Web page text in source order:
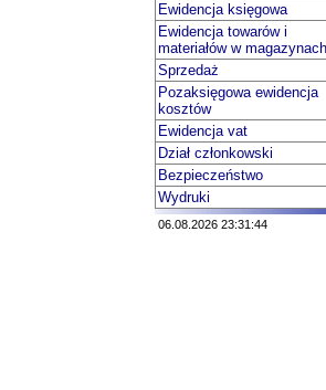
Ewidencja księgowa
Ewidencja towarów i
materiałów w magazynach
Sprzedaż
Pozaksięgowa ewidencja
kosztów
Ewidencja vat
Dział członkowski
Bezpieczeństwo
Wydruki
06.08.2026 23:31:44